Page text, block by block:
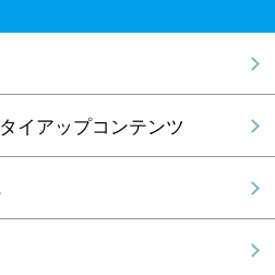
イアップコンテンツ